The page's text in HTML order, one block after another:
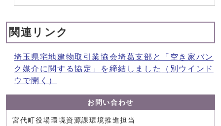
関連リンク
埼玉県宅地建物取引業協会埼葛支部と「空き家バン
ク媒介に関する協定」を締結しました
（別ウインド
ウで開く）
お問い合わせ
宮代町役場環境資源課環境推進担当